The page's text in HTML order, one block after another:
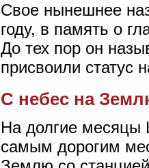
Свое нынешнее
году, в память о
До тех пор он
присвоили статус
С небес на
На долгие месяцы
самым дорогим